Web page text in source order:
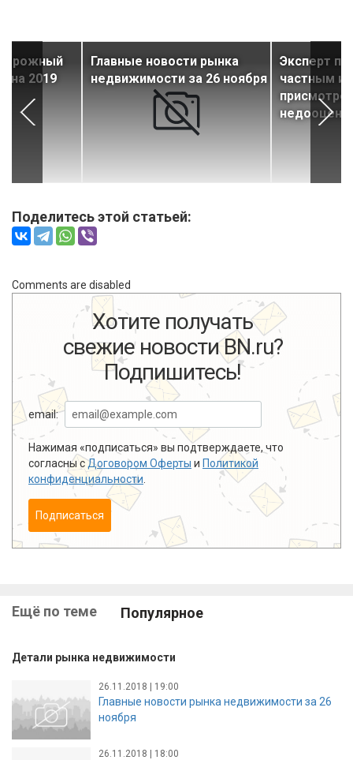
на 2019
Главные новости рынка
недвижимости за 26 ноября
Эксперт
частным
Поделитесь этой статьей:
Comments are disabled
Хотите получать
свежие новости BN.ru?
Подпишитесь!
email:
Нажимая «подписаться» вы подтверждаете, что
согласны сДоговором Оферты и Политикой
конфиденциальности
Подписаться
Ещё по теме Популярное
Детали рынка недвижимости
26.11.2018 | 19:00
Главные новости рынка недвижимости за 26
ноября
26.11.2018 | 18:00